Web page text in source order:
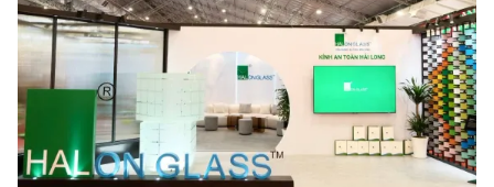
Chất lượng cuộc sống
Tuyển sinh
Học trực tuyến
Công nghệ
Hitech Công nghệ tương lai
Sản phẩm
Thị trường
Giao lưu trực tuyến
Lịch phát sóng